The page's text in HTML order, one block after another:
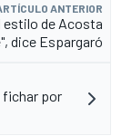
ANTERIOR
estilo de Acosta
dice Espargaró
fichar por